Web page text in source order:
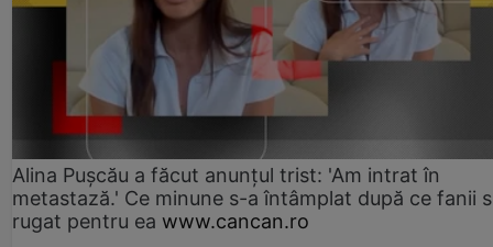
Alina Pușcău a făcut anunțul trist: 'Am intrat în
metastază.' Ce minune s-a întâmplat după ce fanii
rugat pentru ea www.cancan.ro